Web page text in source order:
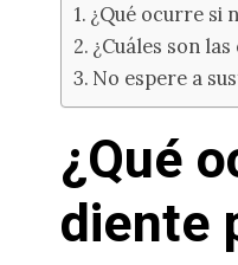
¿Qué ocurre si
¿Cuáles son
No espere a
¿Qué
diente